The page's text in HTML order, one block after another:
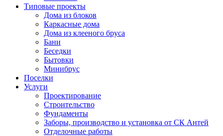
Типовые проекты
Дома из блоков
Каркасные дома
Дома из клееного бруса
Бани
Беседки
Бытовки
Минибрус
Поселки
Услуги
Проектирование
Строительство
Фундаменты
Заборы, производство и установка от СК Антей
Отделочные работы